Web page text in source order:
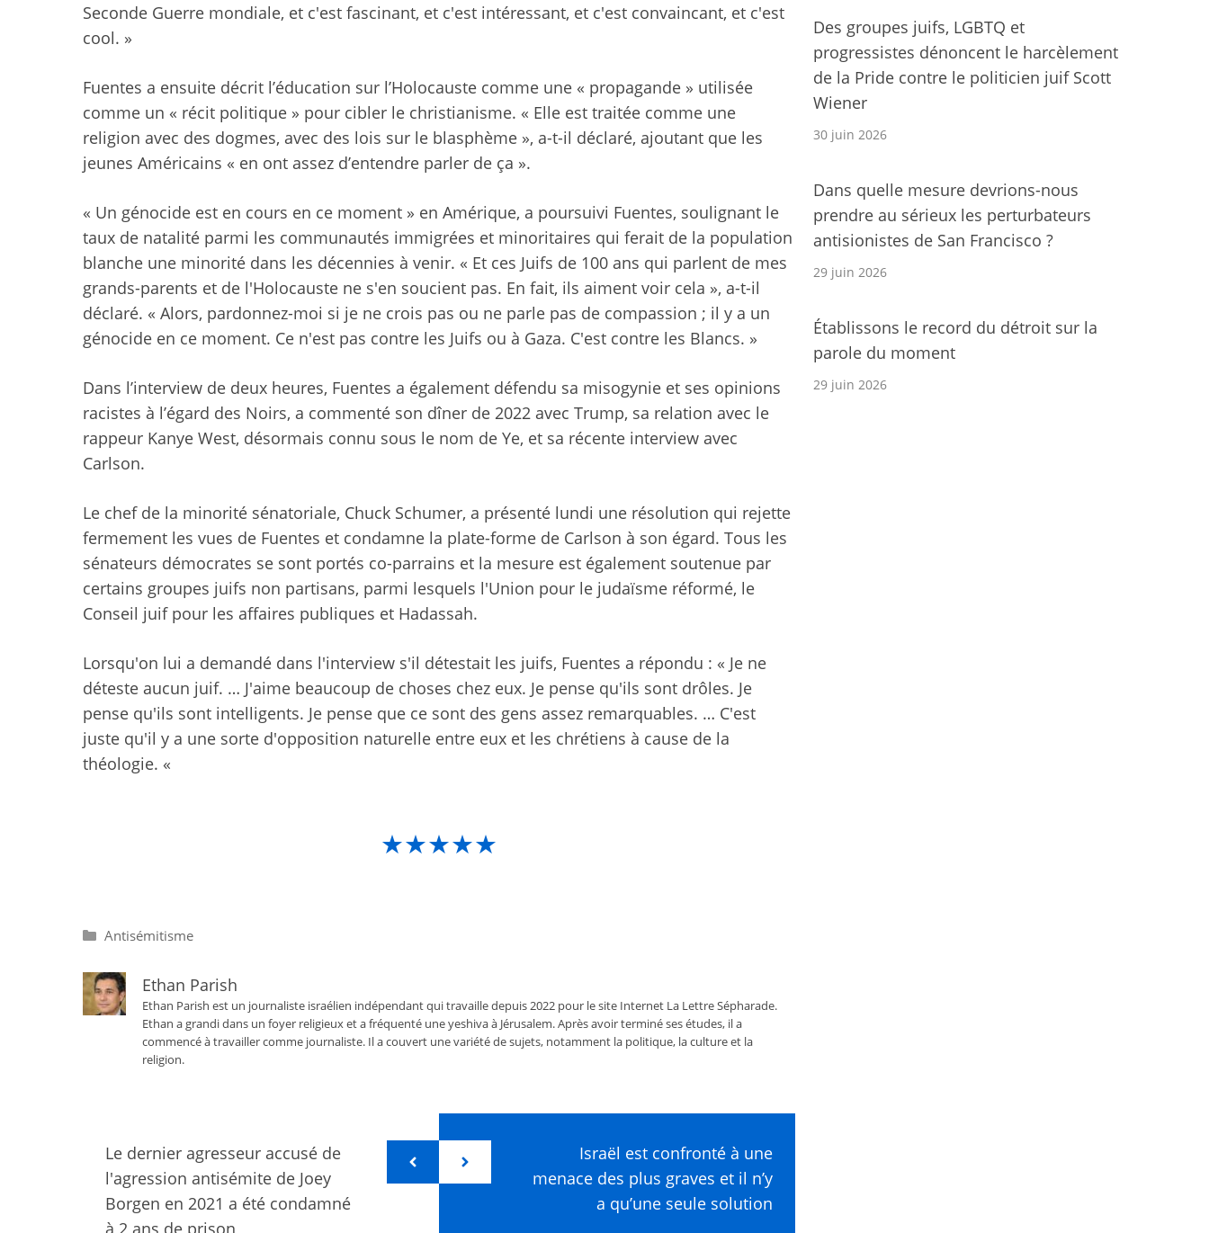
Seconde Guerre mondiale, et c'est fascinant, et c'est intéressant, et c'est convaincant, et c'est
cool. »
Fuentes a ensuite décrit l’éducation sur l’Holocauste comme une « propagande » utilisée
comme un « récit politique » pour cibler le christianisme. « Elle est traitée comme une
religion avec des dogmes, avec des lois sur le blasphème », a-t-il déclaré, ajoutant que les
jeunes Américains « en ont assez d’entendre parler de ça ».
« Un génocide est en cours en ce moment » en Amérique, a poursuivi Fuentes, soulignant le
taux de natalité parmi les communautés immigrées et minoritaires qui ferait de la population
blanche une minorité dans les décennies à venir. « Et ces Juifs de 100 ans qui parlent de mes
grands-parents et de l'Holocauste ne s'en soucient pas. En fait, ils aiment voir cela », a-t-il
déclaré. « Alors, pardonnez-moi si je ne crois pas ou ne parle pas de compassion ; il y a un
génocide en ce moment. Ce n'est pas contre les Juifs ou à Gaza. C'est contre les Blancs. »
Dans l’interview de deux heures, Fuentes a également défendu sa misogynie et ses opinions
racistes à l’égard des Noirs, a commenté son dîner de 2022 avec Trump, sa relation avec le
rappeur Kanye West, désormais connu sous le nom de Ye, et sa récente interview avec
Carlson.
Le chef de la minorité sénatoriale, Chuck Schumer, a présenté lundi une résolution qui rejette
fermement les vues de Fuentes et condamne la plate-forme de Carlson à son égard. Tous les
sénateurs démocrates se sont portés co-parrains et la mesure est également soutenue par
certains groupes juifs non partisans, parmi lesquels l'Union pour le judaïsme réformé, le
Conseil juif pour les affaires publiques et Hadassah.
Lorsqu'on lui a demandé dans l'interview s'il détestait les juifs, Fuentes a répondu : « Je ne
déteste aucun juif. … J'aime beaucoup de choses chez eux. Je pense qu'ils sont drôles. Je
pense qu'ils sont intelligents. Je pense que ce sont des gens assez remarquables. … C'est
juste qu'il y a une sorte d'opposition naturelle entre eux et les chrétiens à cause de la
théologie. «
★★★★★
Catégories
Antisémitisme
Ethan Parish
Ethan Parish est un journaliste israélien indépendant qui travaille depuis 2022 pour le site Internet La Lettre Sépharade.
Ethan a grandi dans un foyer religieux et a fréquenté une yeshiva à Jérusalem. Après avoir terminé ses études, il a
commencé à travailler comme journaliste. Il a couvert une variété de sujets, notamment la politique, la culture et la
religion.
Le dernier agresseur accusé de
l'agression antisémite de Joey
Borgen en 2021 a été condamné
à 2 ans de prison
Israël est confronté à une
menace des plus graves et il n’y
a qu’une seule solution
Des groupes juifs, LGBTQ et
progressistes dénoncent le harcèlement
de la Pride contre le politicien juif Scott
Wiener
30 juin 2026
Dans quelle mesure devrions-nous
prendre au sérieux les perturbateurs
antisionistes de San Francisco ?
29 juin 2026
Établissons le record du détroit sur la
parole du moment
29 juin 2026